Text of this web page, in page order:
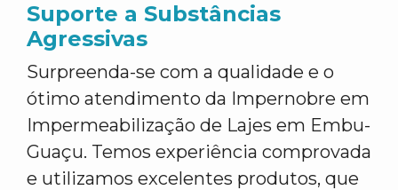
Suporte a Substâncias
Agressivas
Surpreenda-se com a qualidade e o
ótimo atendimento da Impernobre em
Impermeabilização de Lajes em Embu-
Guaçu. Temos experiência comprovada
e utilizamos excelentes produtos, que